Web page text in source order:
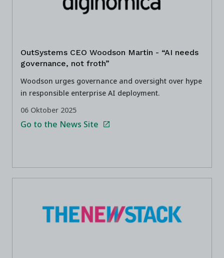
OutSystems CEO Woodson Martin - “AI needs
governance, not froth”
Woodson urges governance and oversight over hype
in responsible enterprise AI deployment.
06 Oktober 2025
Go to the News Site